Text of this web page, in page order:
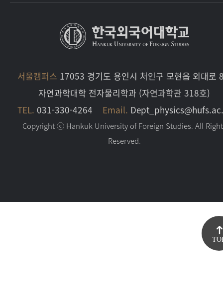
서울캠퍼스 17053 경기도 용인시 처인구 모현읍 외대로
자연과학대학 전자물리학과 (자연과학관 318호)
TEL. 031-330-4264 Email.
Copyright ⓒ Hankuk University of Foreign Studies. All
Reserved.